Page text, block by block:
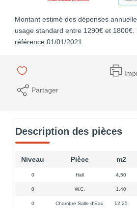
Montant estimé des dépenses
usage standard entre 1290€ et 1800€.
référence 01/01/2021.
Partager
Description des pièces
Niveau Pièce m2
0 Hall 4,50
0 W.C. 1,40
0 Chambre Salle d'Eau 12,25